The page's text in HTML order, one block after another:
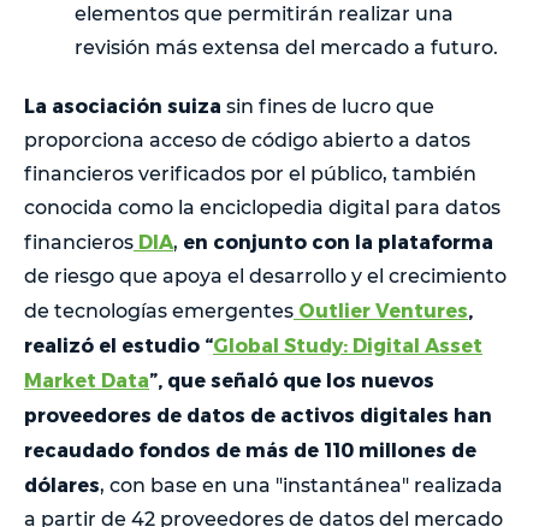
elementos que permitirán realizar una
revisión más extensa del mercado a futuro.
La asociación suiza sin fines de lucro que
proporciona acceso de código abierto a datos
financieros verificados por el público, también
conocida como la enciclopedia digital para datos
financieros DIA, en conjunto con la plataforma
de riesgo que apoya el desarrollo y el crecimiento
de tecnologías emergentes Outlier Ventures
realizó el estudio “Global Study: Digital Asset
Market Data”, que señaló que los nuevos
proveedores de datos de activos digitales han
recaudado fondos de más de 110 millones de
dólares, con base en una "instantánea" realizada
a partir de 42 proveedores de datos del mercado